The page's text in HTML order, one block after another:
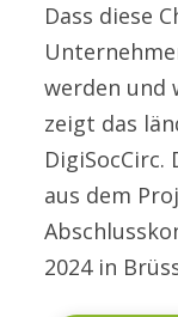
Dass diese
werden und
zeigt das
aus dem
2024 in